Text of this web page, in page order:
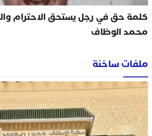
كلمة حق في رجل يستحق الاحترام
محمد الوظاف
ملفات ساخنة